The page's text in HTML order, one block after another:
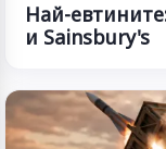
Най-
и Sainsbury's